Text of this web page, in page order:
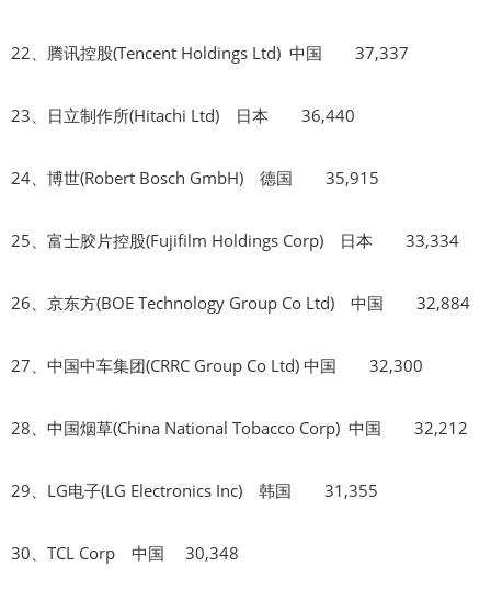
22、腾讯控股(Tencent Holdings Ltd) 中国 37,337
23、日立制作所(Hitachi Ltd) 日本 36,440
24、博世(Robert Bosch GmbH) 德国 35,915
25、富士胶片控股(Fujifilm Holdings Corp) 日本 33,334
26、京东方(BOE Technology Group Co Ltd) 中国 32,884
27、中国中车集团(CRRC Group Co Ltd) 中国 32,300
28、中国烟草(China National Tobacco Corp) 中国 32,212
29、LG电子(LG Electronics Inc) 韩国 31,355
30、TCL Corp 中国 30,348